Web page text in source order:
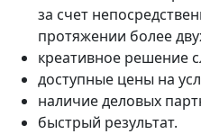
за счет
протяжении более
креативное решение
доступные цены на
наличие деловых
быстрый результат.